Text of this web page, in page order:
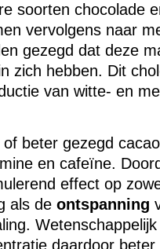
soorten chocolade
vervolgens naar
gezegd dat deze
zich hebben. Dit
van witte- en
beter gezegd
en cafeïne.
effect op
als de ontspanning
daardoor beter